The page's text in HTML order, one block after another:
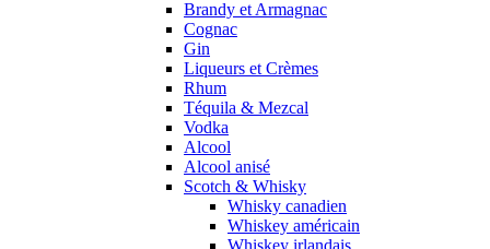
Brandy et Armagnac
Cognac
Gin
Liqueurs et Crèmes
Rhum
Téquila & Mezcal
Vodka
Alcool
Alcool anisé
Scotch & Whisky
Whisky canadien
Whiskey américain
Whiskey irlandais